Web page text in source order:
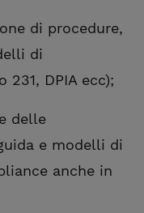
di procedure,
di
231, DPIA ecc);
delle
e modelli di
anche in